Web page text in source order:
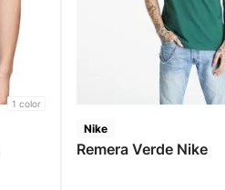
1 color
Nike
Remera Verde Nike